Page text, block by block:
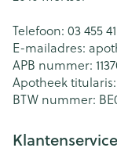
Telefoon: 03 455
E-mailadres:
APB nummer:
Apotheek titularis:
BTW nummer:
Klantenservice